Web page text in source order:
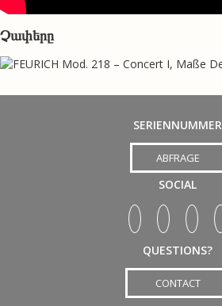
Չափերը
SERIENNUMMER
ABFRAGE
SOCIAL
QUESTIONS?
CONTACT